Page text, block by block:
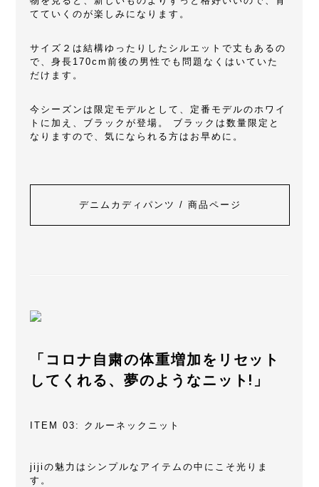
てていくのが楽しみになります。
サイズ２は結構ゆったりしたシルエットで丈もあるの
で、身長170cm前後の男性でも問題なくはいていた
だけます。
今シーズンは限定モデルとして、定番モデルのホワイ
トに加え、ブラックが登場。 ブラックは数量限定と
なりますので、気になられる方はお早めに。
デニムカディパンツ / 商品ページ
「コロナ自粛の体重増加をリセット
してくれる、夢のようなニット!」
ITEM 03: クルーネックニット
jijiの魅力はシンプルなアイテムの中にこそ光りま
す。